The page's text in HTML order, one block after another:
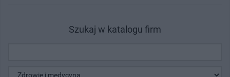
Szukaj w katalogu firm